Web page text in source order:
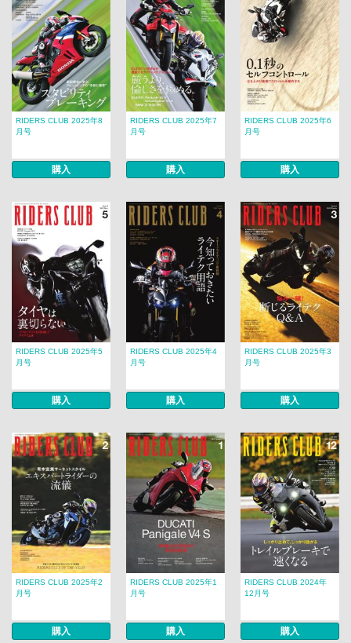
RIDERS CLUB 2025年8
月号
購入
RIDERS CLUB 2025年7
月号
購入
RIDERS CLUB 2025年6
月号
購入
RIDERS CLUB 2025年5
月号
購入
RIDERS CLUB 2025年4
月号
購入
RIDERS CLUB 2025年3
月号
購入
RIDERS CLUB 2025年2
月号
購入
RIDERS CLUB 2025年1
月号
購入
RIDERS CLUB 2024年
12月号
購入